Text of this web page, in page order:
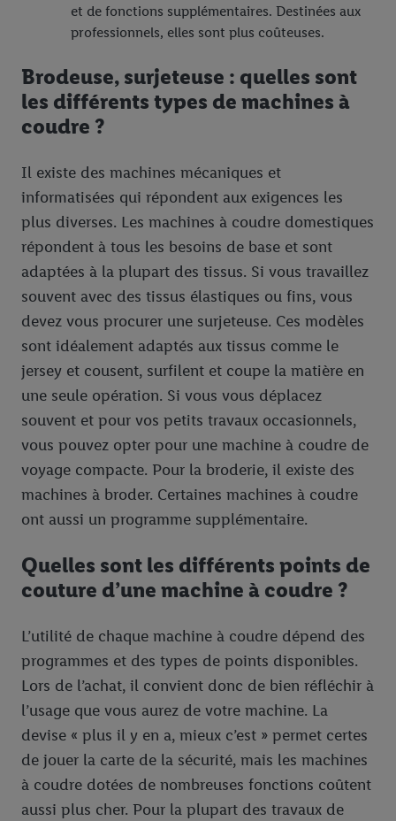
et de fonctions supplémentaires. Destinées aux
professionnels, elles sont plus coûteuses.
Brodeuse, surjeteuse : quelles sont
les différents types de machines à
coudre ?
Il existe des machines mécaniques et
informatisées qui répondent aux exigences les
plus diverses. Les machines à coudre domestiques
répondent à tous les besoins de base et sont
adaptées à la plupart des tissus. Si vous travaillez
souvent avec des tissus élastiques ou fins, vous
devez vous procurer une surjeteuse. Ces modèles
sont idéalement adaptés aux tissus comme le
jersey et cousent, surfilent et coupe la matière en
une seule opération. Si vous vous déplacez
souvent et pour vos petits travaux occasionnels,
vous pouvez opter pour une machine à coudre de
voyage compacte. Pour la broderie, il existe des
machines à broder. Certaines machines à coudre
ont aussi un programme supplémentaire.
Quelles sont les différents points de
couture d’une machine à coudre ?
L’utilité de chaque machine à coudre dépend des
programmes et des types de points disponibles.
Lors de l’achat, il convient donc de bien réfléchir à
l’usage que vous aurez de votre machine. La
devise « plus il y en a, mieux c’est » permet certes
de jouer la carte de la sécurité, mais les machines
à coudre dotées de nombreuses fonctions coûtent
aussi plus cher. Pour la plupart des travaux de